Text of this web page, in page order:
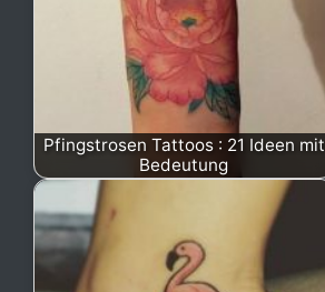
Pfingstrosen Tattoos : 21 Ideen mit
Bedeutung